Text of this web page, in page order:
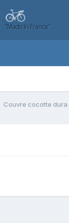
Couvre cocotte dura